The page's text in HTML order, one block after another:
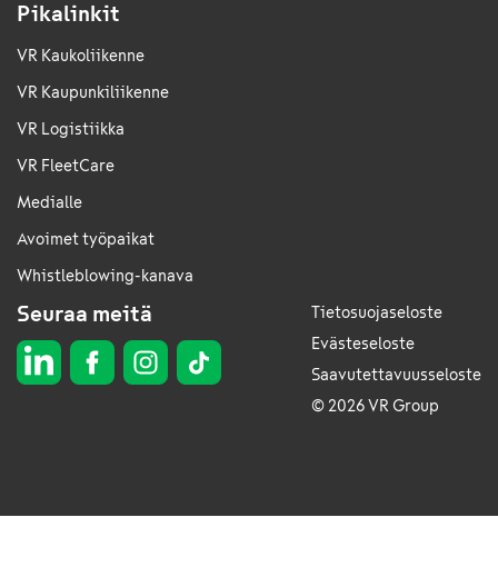
Pikalinkit
VR Kaukoliikenne
VR Kaupunkiliikenne
VR Logistiikka
VR FleetCare
Medialle
Avoimet työpaikat
Whistleblowing-kanava
Seuraa meitä
Tietosuojaseloste
Evästeseloste
Saavutettavuusseloste
© 2026 VR Group